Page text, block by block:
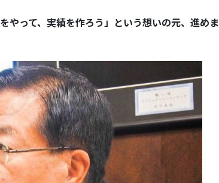
やって、実績を作ろう」という想いの元、進めま